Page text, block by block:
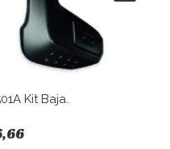
Kit Baja.